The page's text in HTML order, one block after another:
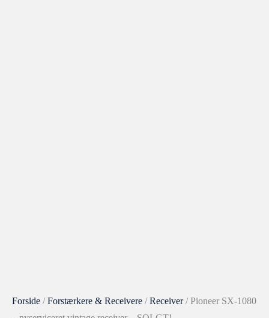
Forside /Forstærkere & Receivere /Receiver/ Pioneer SX-1080